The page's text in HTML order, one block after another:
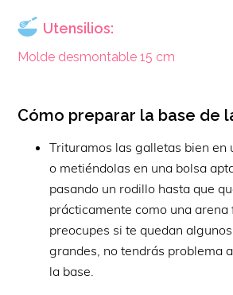
Utensilios:
Molde desmontable 15 cm
Cómo preparar la base de
Trituramos las galletas bien en
o metiéndolas en una bolsa
pasando un rodillo hasta que
prácticamente como una arena
preocupes si te quedan
grandes, no tendrás problema
la base.